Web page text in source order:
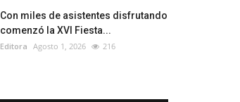
Con miles de asistentes disfrutando
comenzó la XVI Fiesta...
Editora Agosto 1, 2026 216